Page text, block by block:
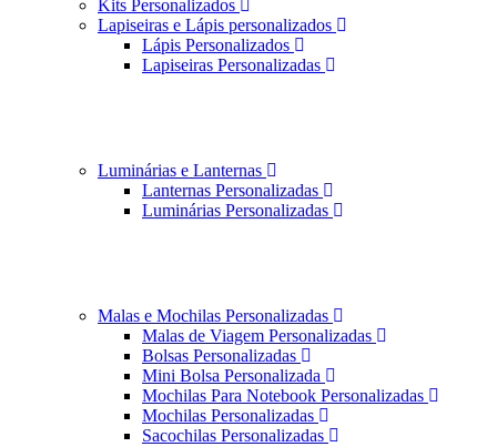
Kits Personalizados
Lapiseiras e Lápis personalizados
Lápis Personalizados
Lapiseiras Personalizadas
Luminárias e Lanternas
Lanternas Personalizadas
Luminárias Personalizadas
Malas e Mochilas Personalizadas
Malas de Viagem Personalizadas
Bolsas Personalizadas
Mini Bolsa Personalizada
Mochilas Para Notebook Personalizadas
Mochilas Personalizadas
Sacochilas Personalizadas